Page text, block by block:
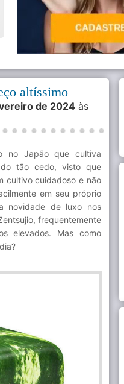
altíssimo
de 2024 às
no Japão que cultiva
tão cedo, visto que
cultivo cuidadoso e não
em seu próprio
novidade de luxo nos
frequentemente
elevados. Mas como